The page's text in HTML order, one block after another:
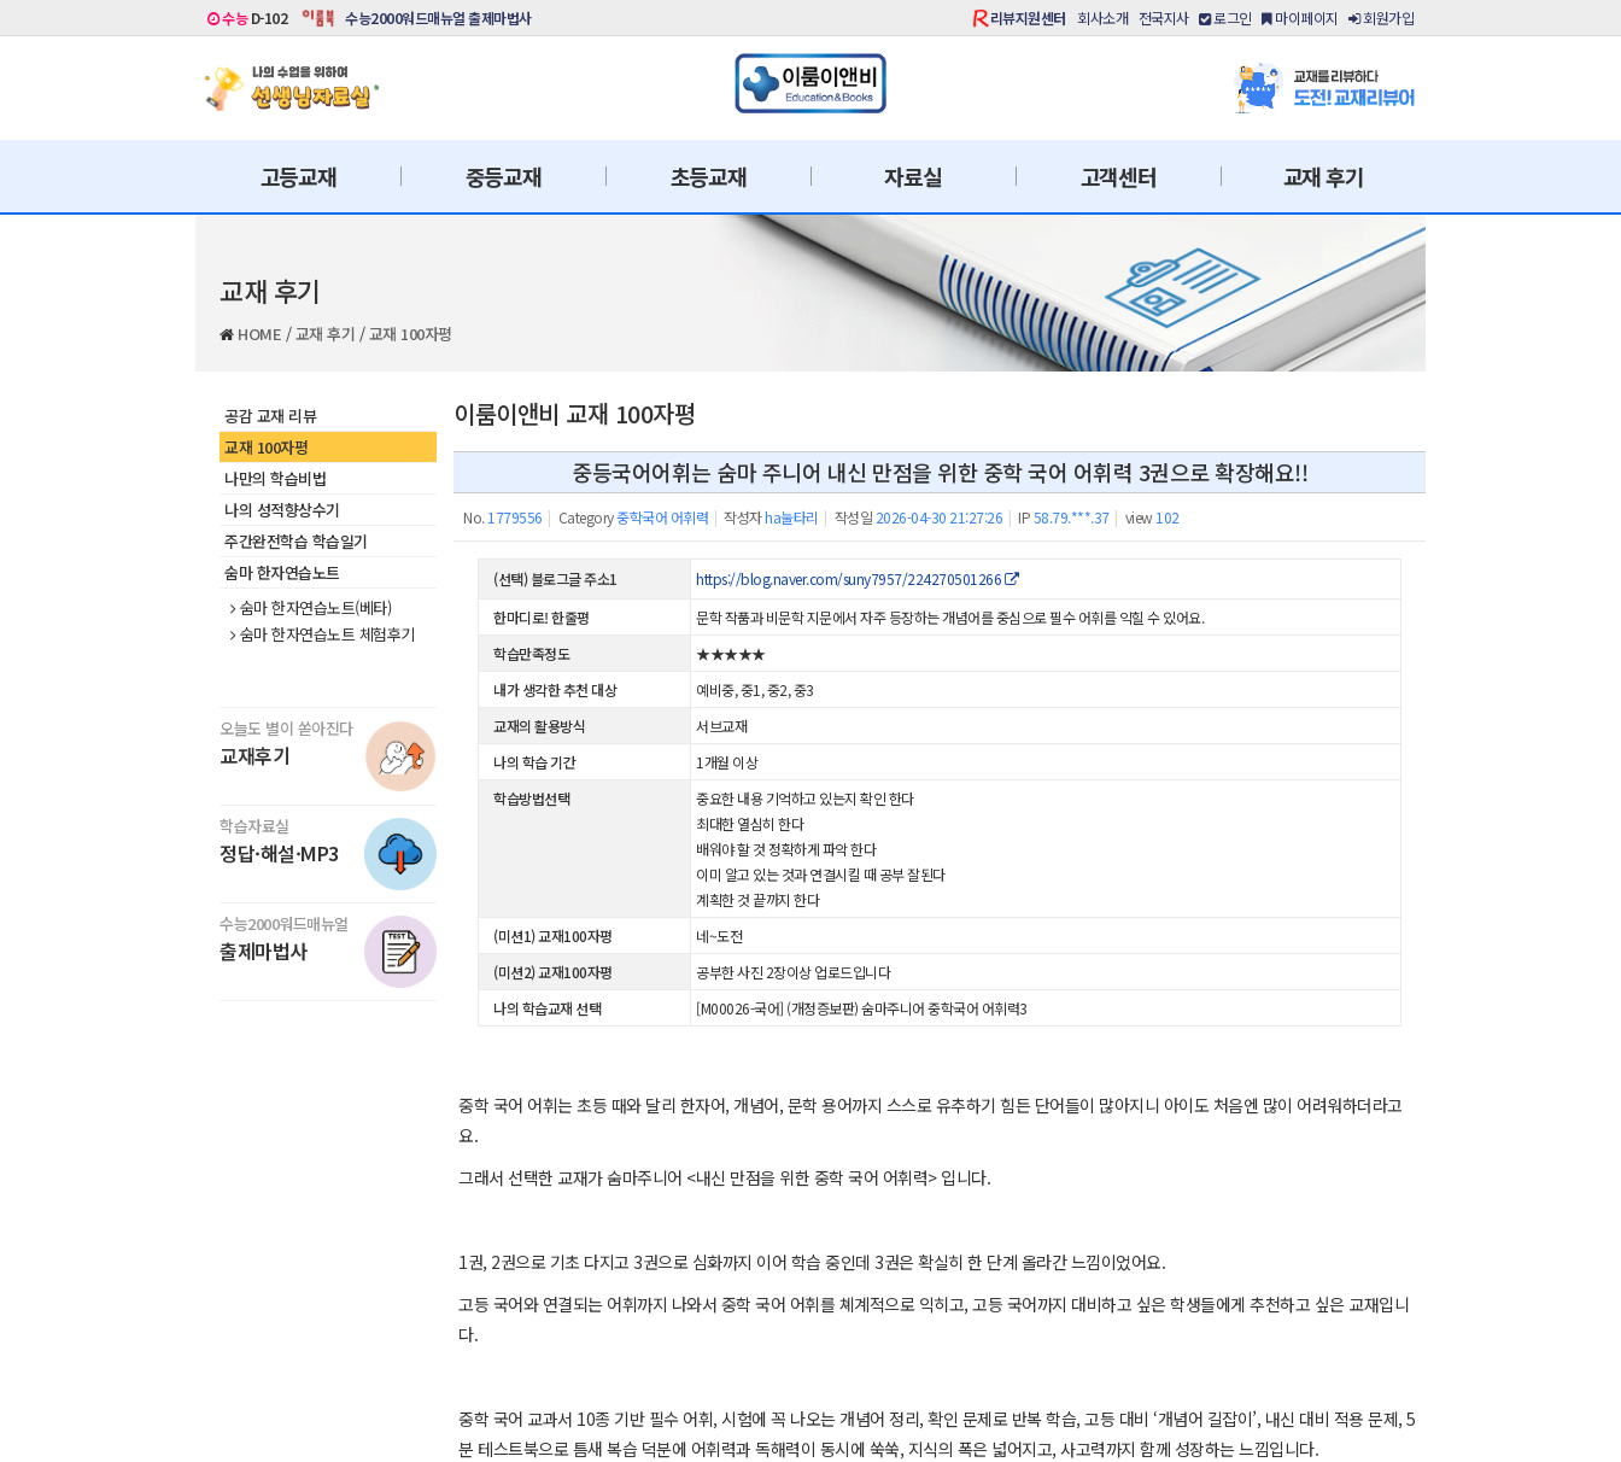
수능D-102 수능2000워드매뉴얼 출제마법사 리뷰지원센터 회사소개 전국지사 로그인 마이페이지 회원가입
고등교재 중등교재 초등교재 자료실 고객센터 교재 후기
교재 후기
HOME /교재 후기 /교재 100자평
공감 교재 리뷰
교재 100자평
나만의 학습비법
나의 성적향상수기
주간완전학습 학습일기
숨마 한자연습노트
숨마 한자연습노트(베타)
숨마 한자연습노트 체험후기
오늘도 별이 쏟아진다
교재후기
학습자료실
정답·해설·MP3
수능2000워드매뉴얼
출제마법사
이룸이앤비 교재 100자평
중등국어어휘는 숨마 주니어 내신 만점을 위한 중학 국어 어휘력 3권으로 확장해요!!
No. 1779556 | Category중학국어 어휘력 | 작성자ha눌타리 | 작성일 2026-04-30 21:27:26 | IP58.79.***.37 | view 102
(선택) 블로그글 주소1
https://blog.naver.com/suny7957/224270501266
한마디로! 한줄평
문학 작품과 비문학 지문에서 자주 등장하는 개념어를 중심으로 필수 어휘를 익힐 수 있어요.
학습만족정도
★★★★★
내가 생각한 추천 대상
예비중, 중1, 중2, 중3
교재의 활용방식
서브교재
나의 학습 기간
1개월 이상
학습방법선택
중요한 내용 기억하고 있는지 확인 한다
최대한 열심히 한다
배워야 할 것 정확하게 파악 한다
이미 알고 있는 것과 연결시킬 때 공부 잘된다
계획한 것 끝까지 한다
(미션1) 교재100자평
네~도전
(미션2) 교재100자평
공부한 사진 2장이상 업로드입니다
나의 학습교재 선택
[M00026-국어] (개정증보판) 숨마주니어 중학국어 어휘력3
중학 국어 어휘는 초등 때와 달리 한자어, 개념어, 문학 용어까지 스스로 유추하기 힘든 단어들이 많아지니 아이도 처음엔 많이 어려워하더라고
요.
그래서 선택한 교재가 숨마주니어 <내신 만점을 위한 중학 국어 어휘력> 입니다.
1권, 2권으로 기초 다지고 3권으로 심화까지 이어 학습 중인데 3권은 확실히 한 단계 올라간 느낌이었어요.
고등 국어와 연결되는 어휘까지 나와서 중학 국어 어휘를 쳬계적으로 익히고, 고등 국어까지 대비하고 싶은 학생들에게 추천하고 싶은 교재입니
다.
중학 국어 교과서 10종 기반 필수 어휘, 시험에 꼭 나오는 개념어 정리, 확인 문제로 반복 학습, 고등 대비 ‘개념어 길잡이’, 내신 대비 적용 문제, 5
분 테스트북으로 틈새 복습 덕분에 어휘력과 독해력이 동시에 쑥쑥, 지식의 폭은 넓어지고, 사고력까지 함께 성장하는 느낌입니다.